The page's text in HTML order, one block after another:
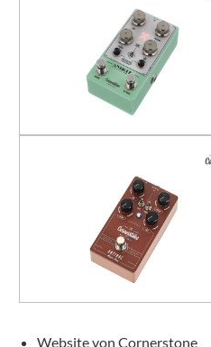
Website von Cornerstone